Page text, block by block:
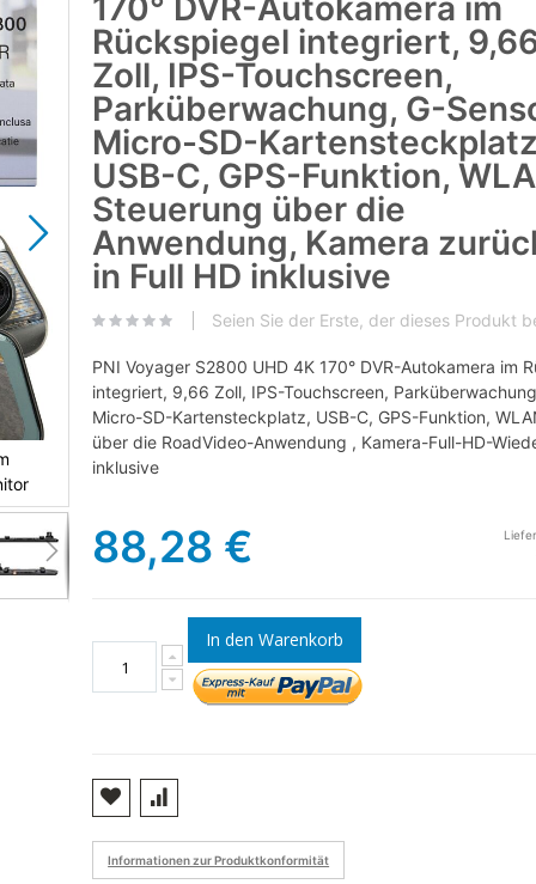
PNI Voyager S2800 UHD 4K 170° Auto DVR
Bildgalerie
springen
170° DVR-Autokamera im
Rückspiegel integriert,
Zoll, IPS-Touchscreen,
Parküberwachung, G-
Micro-SD-
USB-C, GPS-Funktion,
Steuerung über die
Anwendung, Kamera
in Full HD inklusive
Seien Sie der Erste, der dieses Produkt
PNI Voyager S2800 UHD 4K 170° DVR-Autokamera im
integriert, 9,66 Zoll, IPS-Touchscreen,
Micro-SD-Kartensteckplatz, USB-C, GPS-Funktion,
über die RoadVideo-Anwendung , Kamera-Full-HD-
inklusive
88,28 €
In den Warenkorb
Informationen zur Produktkonformität